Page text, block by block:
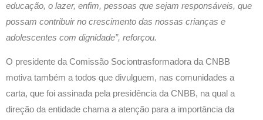
educação, o lazer, enfim, pessoas que sejam responsáveis, que
possam contribuir no crescimento das nossas crianças e
adolescentes com dignidade”, reforçou.
O presidente da Comissão Sociontrasformadora da CNBB
motiva também a todos que divulguem, nas comunidades a
carta, que foi assinada pela presidência da CNBB, na qual a
direção da entidade chama a atenção para a importância da